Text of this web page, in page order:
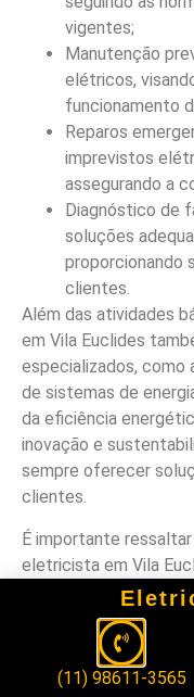
vigentes;
Manutenção
elétricos,
funcionamento
Reparos
imprevistos
assegurando a
Diagnóstico de
soluções
proporcionando
clientes.
Além das atividades
em Vila Euclides
especializados, como
de sistemas de
da eficiência
inovação e
sempre oferecer
clientes.
É importante
eletricista em Vila
execução de tarefas
responsáveis por
conformidade com
clientes, por meio de
(11) 98611-3565